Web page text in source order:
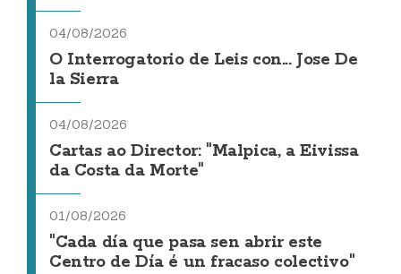
04/08/2026
O Interrogatorio de Leis con... Jose De
la Sierra
04/08/2026
Cartas ao Director: "Malpica, a Eivissa
da Costa da Morte"
01/08/2026
"Cada día que pasa sen abrir este
Centro de Día é un fracaso colectivo"